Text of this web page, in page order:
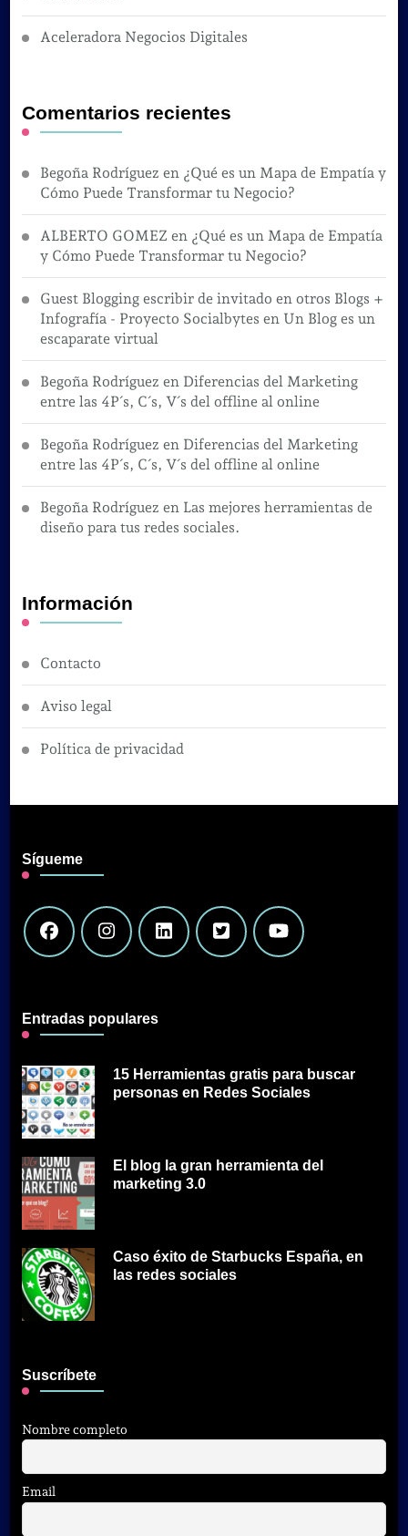
Aceleradora Negocios Digitales
Comentarios recientes
Begoña Rodríguez en ¿Qué es un Mapa de Empatía y
Cómo Puede Transformar tu Negocio?
ALBERTO GOMEZ en ¿Qué es un Mapa de Empatía
y Cómo Puede Transformar tu Negocio?
Guest Blogging escribir de invitado en otros Blogs +
Infografía - Proyecto Socialbytes en Un Blog es un
escaparate virtual
Begoña Rodríguez en Diferencias del Marketing
entre las 4P´s, C´s, V´s del offline al online
Begoña Rodríguez en Diferencias del Marketing
entre las 4P´s, C´s, V´s del offline al online
Begoña Rodríguez en Las mejores herramientas de
diseño para tus redes sociales.
Información
Contacto
Aviso legal
Política de privacidad
Sígueme
Entradas populares
15 Herramientas gratis para buscar
personas en Redes Sociales
El blog la gran herramienta del
marketing 3.0
Caso éxito de Starbucks España, en
las redes sociales
Suscríbete
Nombre completo
Email